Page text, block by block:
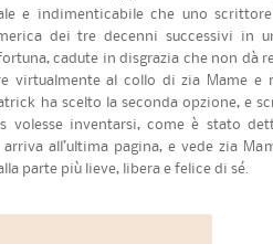
e indimenticabile che uno
dei tre decenni successivi in
cadute in disgrazia che non dà
virtualmente al collo di zia Mame e
ha scelto la seconda opzione, e
inventarsi, come è stato
all’ultima pagina, e vede zia
parte più lieve, libera e felice di sé.